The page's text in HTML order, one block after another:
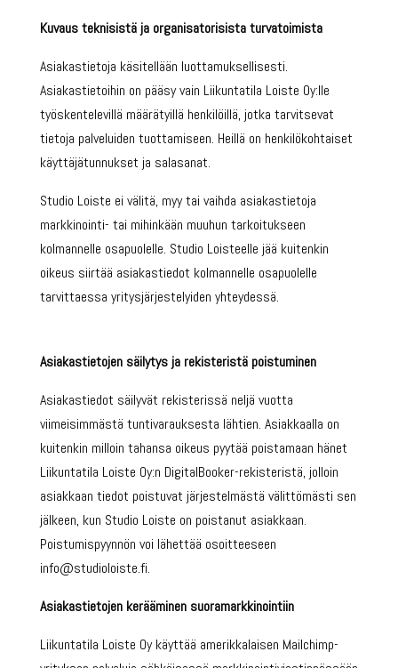
Kuvaus teknisistä ja organisatorisista turvatoimista
Asiakastietoja käsitellään luottamuksellisesti.
Asiakastietoihin on pääsy vain Liikuntatila Loiste Oy:lle
työskentelevillä määrätyillä henkilöillä, jotka tarvitsevat
tietoja palveluiden tuottamiseen. Heillä on henkilökohtaiset
käyttäjätunnukset ja salasanat.
Studio Loiste ei välitä, myy tai vaihda asiakastietoja
markkinointi- tai mihinkään muuhun tarkoitukseen
kolmannelle osapuolelle. Studio Loisteelle jää kuitenkin
oikeus siirtää asiakastiedot kolmannelle osapuolelle
tarvittaessa yritysjärjestelyiden yhteydessä.
Asiakastietojen säilytys ja rekisteristä poistuminen
Asiakastiedot säilyvät rekisterissä neljä vuotta
viimeisimmästä tuntivarauksesta lähtien. Asiakkaalla on
kuitenkin milloin tahansa oikeus pyytää poistamaan hänet
Liikuntatila Loiste Oy:n DigitalBooker-rekisteristä, jolloin
asiakkaan tiedot poistuvat järjestelmästä välittömästi sen
jälkeen, kun Studio Loiste on poistanut asiakkaan.
Poistumispyynnön voi lähettää osoitteeseen
info@studioloiste.fi.
Asiakastietojen kerääminen suoramarkkinointiin
Liikuntatila Loiste Oy käyttää amerikkalaisen Mailchimp-